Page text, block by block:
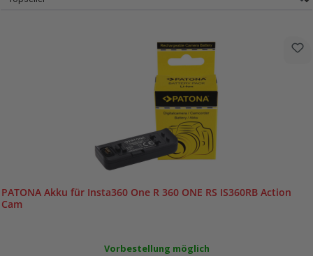
PATONA Akku für Insta360 One R 360 ONE RS IS360RB Action
Cam
Vorbestellung möglich